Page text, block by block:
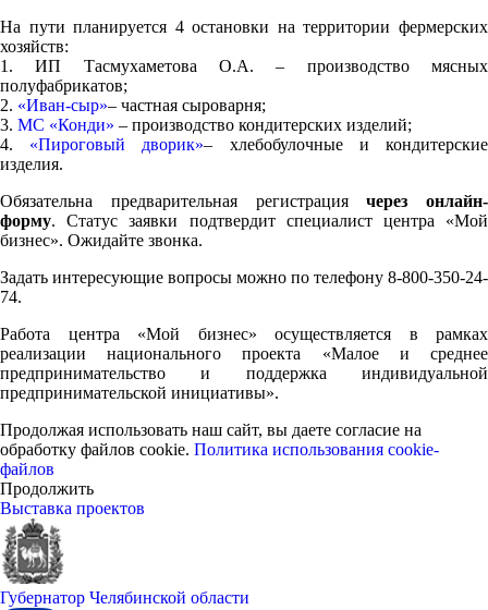
На пути планируется 4 остановки на территории фермерских
хозяйств:
1. ИП Тасмухаметова О.А. – производство мясных
полуфабрикатов;
2. «Иван-сыр»– частная сыроварня;
3. МС «Конди» – производство кондитерских изделий;
4. «Пироговый дворик»– хлебобулочные и кондитерские
изделия.
Обязательна предварительная регистрациячерез онлайн-
форму. Статус заявки подтвердит специалист центра «Мой
бизнес». Ожидайте звонка.
Задать интересующие вопросы можно по телефону 8-800-350-24-
74.
Работа центра «Мой бизнес» осуществляется в рамках
реализации национального проекта «Малое и среднее
предпринимательство и поддержка индивидуальной
предпринимательской инициативы».
Продолжая использовать наш сайт, вы даете согласие на
обработку файлов cookie. Политика использования cookie-
файлов
Продолжить
Выставка проектов
Губернатор Челябинской области